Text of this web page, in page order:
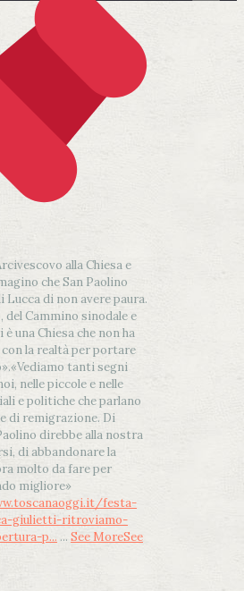
alla Chiesa e
che San Paolino
Lucca di non avere paura.
del Cammino sinodale e
una Chiesa che non ha
la realtà per portare
.«Vediamo tanti segni
nelle piccole e nelle
e politiche che parlano
di remigrazione. Di
direbbe alla nostra
di abbandonare la
molto da fare per
migliore»
festa-
giulietti-ritroviamo-
p... ... See MoreSee